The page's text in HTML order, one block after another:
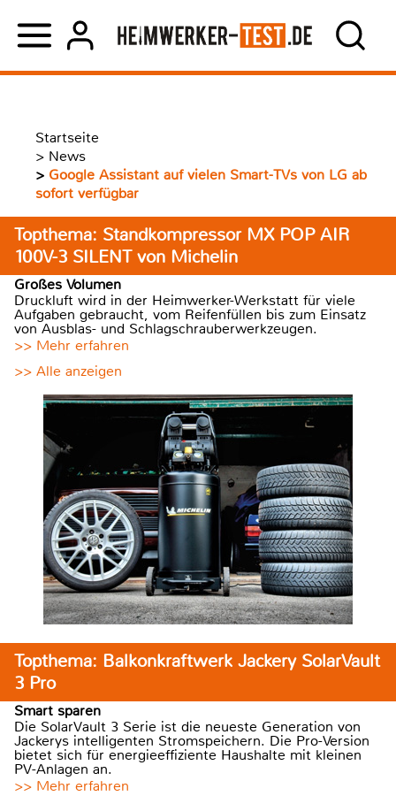
Startseite
> News
> Google Assistant auf vielen Smart-TVs von LG ab
sofort verfügbar
Topthema: Standkompressor MX POP AIR
100V-3 SILENT von Michelin
Großes Volumen
Druckluft wird in der Heimwerker-Werkstatt für viele
Aufgaben gebraucht, vom Reifenfüllen bis zum Einsatz
von Ausblas- und Schlagschrauberwerkzeugen.
>> Mehr erfahren
>> Alle anzeigen
Topthema: Balkonkraftwerk Jackery SolarVault
3 Pro
Smart sparen
Die SolarVault 3 Serie ist die neueste Generation von
Jackerys intelligenten Stromspeichern. Die Pro-Version
bietet sich für energieeffiziente Haushalte mit kleinen
PV-Anlagen an.
>> Mehr erfahren